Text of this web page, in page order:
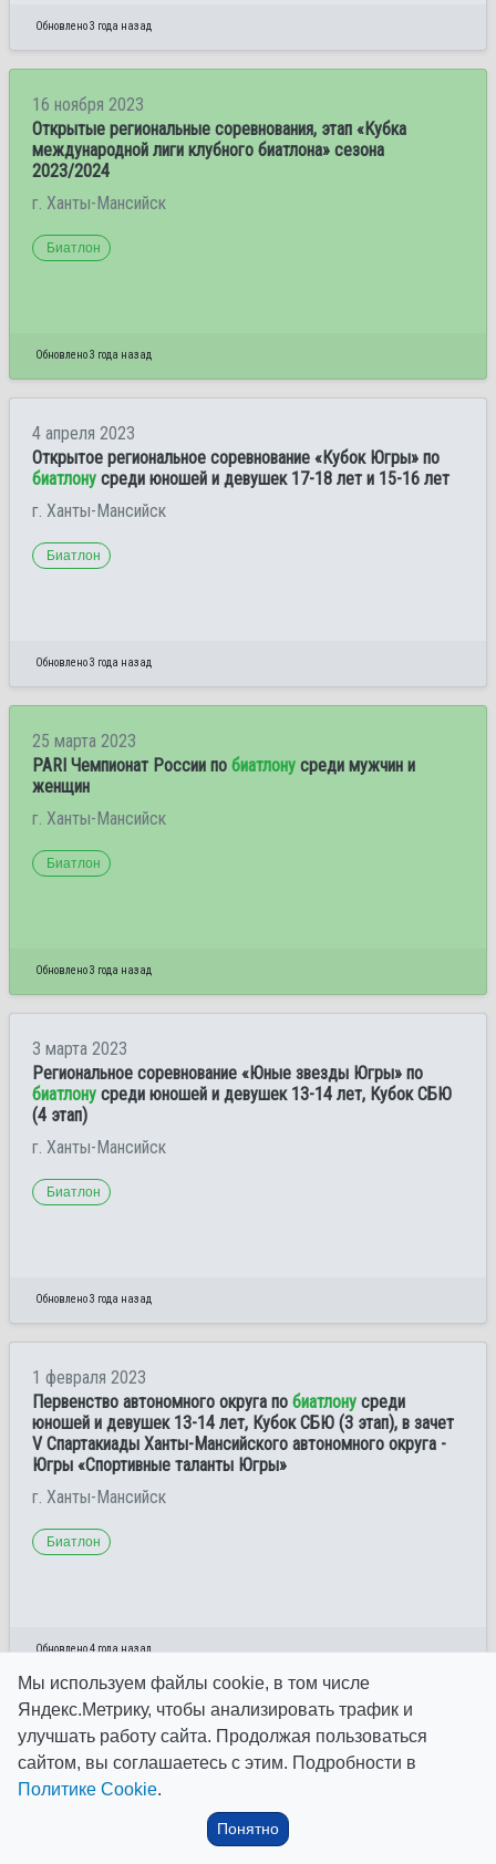
Обновлено 3 года назад
16 ноября 2023
Открытые региональные соревнования, этап «Кубка
международной лиги клубного биатлона» сезона
2023/2024
г. Ханты-Мансийск
Биатлон
Обновлено 3 года назад
4 апреля 2023
Открытое региональное соревнование «Кубок Югры» по
биатлону среди юношей и девушек 17-18 лет и 15-16 лет
г. Ханты-Мансийск
Биатлон
Обновлено 3 года назад
25 марта 2023
PARI Чемпионат России по биатлону среди мужчин и
женщин
г. Ханты-Мансийск
Биатлон
Обновлено 3 года назад
3 марта 2023
Региональное соревнование «Юные звезды Югры» по
биатлону среди юношей и девушек 13-14 лет, Кубок СБЮ
(4 этап)
г. Ханты-Мансийск
Биатлон
Обновлено 3 года назад
1 февраля 2023
Первенство автономного округа по биатлону среди
юношей и девушек 13-14 лет, Кубок СБЮ (3 этап), в зачет
V Спартакиады Ханты-Мансийского автономного округа -
Югры «Спортивные таланты Югры»
г. Ханты-Мансийск
Биатлон
Обновлено 4 года назад
18 января 2023
Первенство автономного округа по биатлону
юношей и девушек 17-18 лет, посвященное памяти
Виктора Николаева
Мы используем файлы cookie, в том числе
Яндекс.Метрику, чтобы анализировать трафик и
улучшать работу сайта. Продолжая пользоваться
сайтом, вы соглашаетесь с этим. Подробности в
Политике Cookie.
Понятно